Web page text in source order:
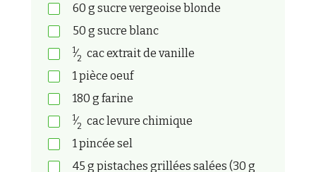
60 g sucre vergeoise blonde
50 g sucre blanc
1⁄2 cacextrait de vanille
1 pièce oeuf
180 g farine
1⁄2 caclevure chimique
1 pincée sel
45 g pistaches grillées salées (30 g